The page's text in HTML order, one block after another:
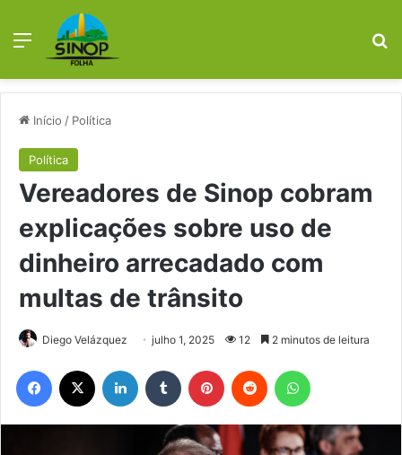
Menu
Início / Política
Política
Vereadores de Sinop cobram
explicações sobre uso de
dinheiro arrecadado com
multas de trânsito
Diego Velázquez julho 1, 2025 12 2 minutos de leitura
Facebook Linkedin Tumblr Pinterest Reddit